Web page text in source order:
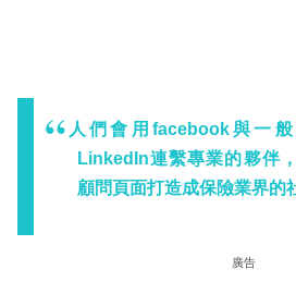
人們會用facebook與一
LinkedIn連繫專業的夥伴
顧問頁面打造成保險業界的
廣告